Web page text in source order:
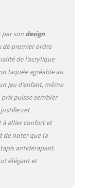
par sondesign
de premier ordre
de l’acrylique
laquée agréable au
jeu d’enfant, même
puisse sembler
cet
à allier confort et
de noter que la
antidérapant.
élégant et